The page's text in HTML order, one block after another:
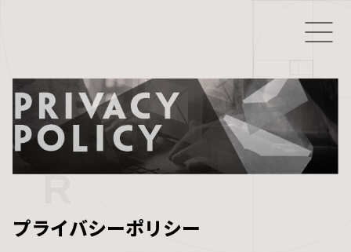
プライバシーポリシー